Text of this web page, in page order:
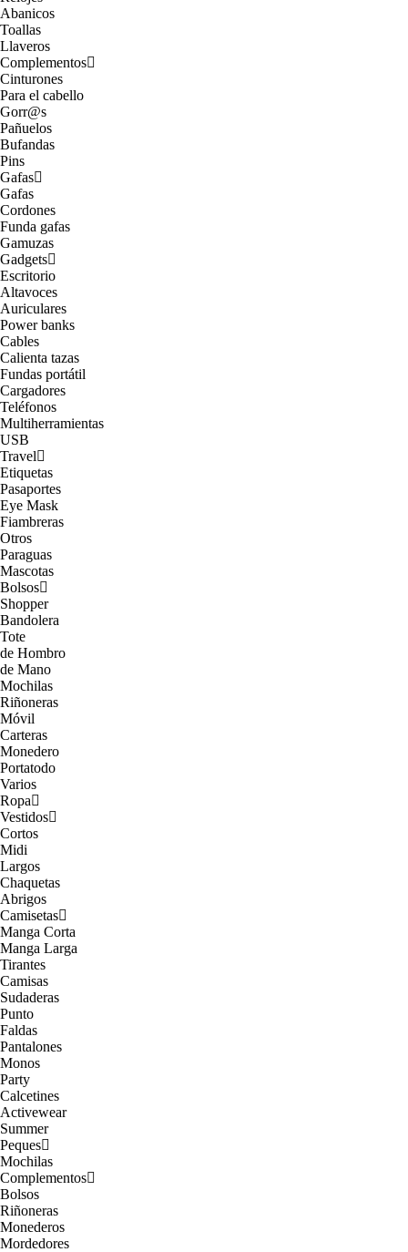
Abanicos
Toallas
Llaveros
Complementos
Cinturones
Para el cabello
Gorr@s
Pañuelos
Bufandas
Pins
Gafas
Gafas
Cordones
Funda gafas
Gamuzas
Gadgets
Escritorio
Altavoces
Auriculares
Power banks
Cables
Calienta tazas
Fundas portátil
Cargadores
Teléfonos
Multiherramientas
USB
Travel
Etiquetas
Pasaportes
Eye Mask
Fiambreras
Otros
Paraguas
Mascotas
Bolsos
Shopper
Bandolera
Tote
de Hombro
de Mano
Mochilas
Riñoneras
Móvil
Carteras
Monedero
Portatodo
Varios
Ropa
Vestidos
Cortos
Midi
Largos
Chaquetas
Abrigos
Camisetas
Manga Corta
Manga Larga
Tirantes
Camisas
Sudaderas
Punto
Faldas
Pantalones
Monos
Party
Calcetines
Activewear
Summer
Peques
Mochilas
Complementos
Bolsos
Riñoneras
Monederos
Mordedores